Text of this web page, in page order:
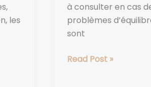
les
à consulter en cas
problèmes
sont
Read Post »